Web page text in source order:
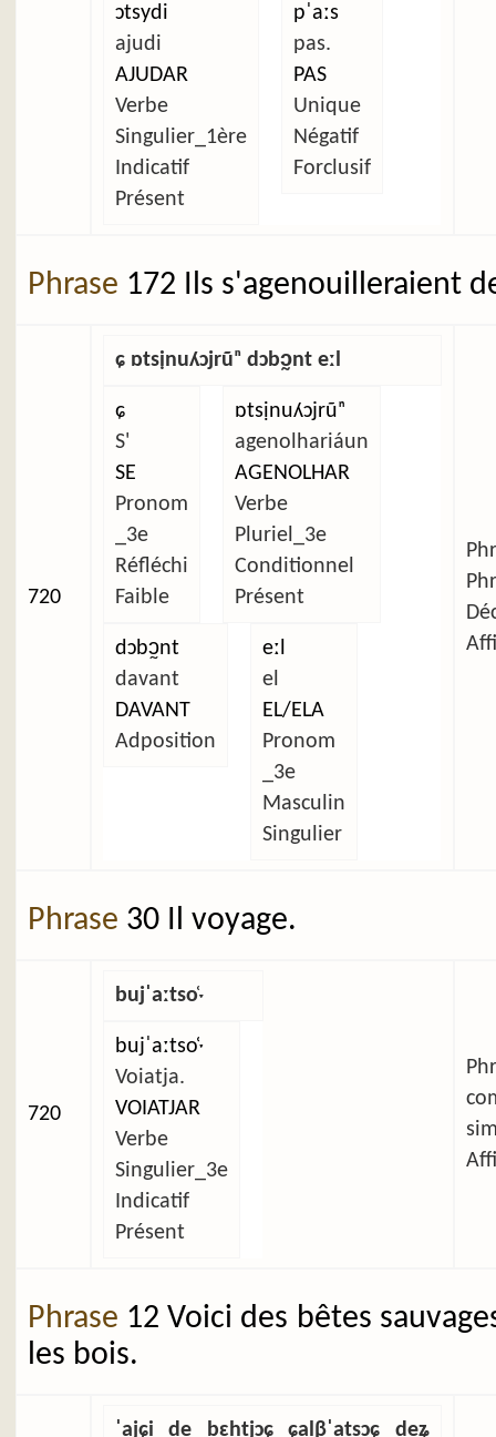
ɔtsydi
ajudi
AJUDAR
Verbe
Singulier_1ère
Indicatif
Présent
pˈaːs
pas.
PAS
Unique
Négatif
Forclusif
Phrase 172 Ils s'agenouilleraient
720
ɕ ɒtsịnuʎɔjrũⁿ dɔbɔ̰nt eːl
ɕ
S'
SE
Pronom
_3e
Réfléchi
Faible
ɒtsịnuʎɔjrũⁿ
agenolhariáun
AGENOLHAR
Verbe
Pluriel_3e
Conditionnel
Présent
dɔbɔ̰nt
davant
DAVANT
Adposition
eːl
el
EL/ELA
Pronom
_3e
Masculin
Singulier
Phrase 30 Il voyage.
720
bujˈaːtso̜ˑ
bujˈaːtso̜ˑ
Voiatja.
VOIATJAR
Verbe
Singulier_3e
Indicatif
Présent
Phrase 12 Voici des bêtes
les bois.
ˈajɕi de bɛhtjɔɕ ɕalβˈatsɔɕ deʑ